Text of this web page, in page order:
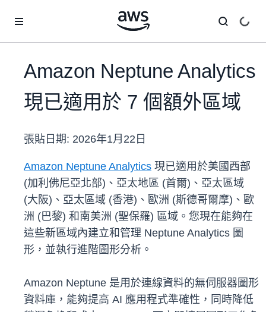
Amazon Neptune Analytics
現已適用於 7 個額外區域
張貼日期: 2026年1月22日
Amazon Neptune Analytics 現已適用於美國西部
(加利佛尼亞北部)、亞太地區 (首爾)、亞太區域
(大阪)、亞太區域 (香港)、歐洲 (斯德哥爾摩)、歐
洲 (巴黎) 和南美洲 (聖保羅) 區域。您現在能夠在
這些新區域內建立和管理 Neptune Analytics 圖
形，並執行進階圖形分析。
Amazon Neptune 是用於連線資料的無伺服器圖形
資料庫，能夠提高 AI 應用程式準確性，同時降低